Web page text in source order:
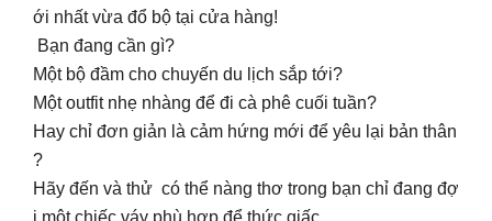
ới nhất vừa đổ bộ tại cửa hàng!
Bạn đang cần gì?
Một bộ đầm cho chuyến du lịch sắp tới?
Một outfit nhẹ nhàng để đi cà phê cuối tuần?
Hay chỉ đơn giản là cảm hứng mới để yêu lại bản thân
?
Hãy đến và thử có thể nàng thơ trong bạn chỉ đang đợ